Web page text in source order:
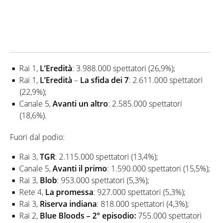
Rai 1, L’Eredità: 3.988.000 spettatori (26,9%);
Rai 1, L’Eredità – La sfida dei7: 2.611.000 spettatori
(22,9%);
Canale 5,Avanti un altro: 2.585.000 spettatori
(18,6%).
Fuori dal podio:
Rai 3,TGR: 2.115.000 spettatori (13,4%);
Canale 5,Avanti il primo: 1.590.000 spettatori (15,5%);
Rai 3, Blob: 953.000 spettatori (5,3%);
Rete 4, La promessa: 927.000 spettatori (5,3%);
Rai 3, Riserva indiana: 818.000 spettatori (4,3%);
Rai 2, Blue Bloods – 2° episodio:755.000 spettatori